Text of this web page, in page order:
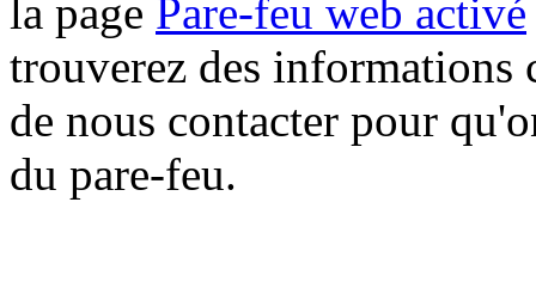
la page Pare-feu web activé
trouverez des informations
de nous contacter pour
du pare-feu.